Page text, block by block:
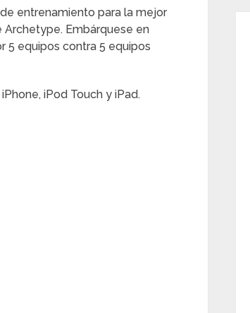
entrenamiento para la mejor
Archetype. Embárquese en
5 equipos contra 5 equipos
iPod Touch y iPad.